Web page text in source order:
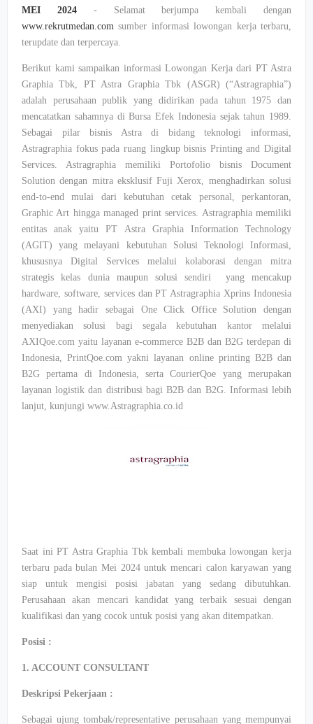
MEI 2024- Selamat berjumpa kembali dengan
www.rekrutmedan.com sumber informasi lowongan kerja terbaru,
terupdate dan terpercaya.
Berikut kami sampaikan informasi Lowongan Kerja dari PT Astra
Graphia Tbk, PT Astra Graphia Tbk (ASGR) (“Astragraphia”)
adalah perusahaan publik yang didirikan pada tahun 1975 dan
mencatatkan sahamnya di Bursa Efek Indonesia sejak tahun 1989.
Sebagai pilar bisnis Astra di bidang teknologi informasi,
Astragraphia fokus pada ruang lingkup bisnis Printing and Digital
Services. Astragraphia memiliki Portofolio bisnis Document
Solution dengan mitra eksklusif Fuji Xerox, menghadirkan solusi
end-to-end mulai dari kebutuhan cetak personal, perkantoran,
Graphic Art hingga managed print services. Astragraphia memiliki
entitas anak yaitu PT Astra Graphia Information Technology
(AGIT) yang melayani kebutuhan Solusi Teknologi Informasi,
khususnya Digital Services melalui kolaborasi dengan mitra
strategis kelas dunia maupun solusi sendiri yang mencakup
hardware, software, services dan PT Astragraphia Xprins Indonesia
(AXI) yang hadir sebagai One Click Office Solution dengan
menyediakan solusi bagi segala kebutuhan kantor melalui
AXIQoe.com yaitu layanan e-commerce B2B dan B2G terdepan di
Indonesia, PrintQoe.com yakni layanan online printing B2B dan
B2G pertama di Indonesia, serta CourierQoe yang merupakan
layanan logistik dan distribusi bagi B2B dan B2G. Informasi lebih
lanjut, kunjungi www.Astragraphia.co.id
Saat ini PT Astra Graphia Tbk kembali membuka lowongan kerja
terbaru pada bulan Mei 2024 untuk mencari calon karyawan yang
siap untuk mengisi posisi jabatan yang sedang dibutuhkan.
Perusahaan akan mencari kandidat yang terbaik sesuai dengan
kualifikasi dan yang cocok untuk posisi yang akan ditempatkan.
Posisi :
1. ACCOUNT CONSULTANT
Deskripsi Pekerjaan :
Sebagai ujung tombak/representative perusahaan yang mempunyai